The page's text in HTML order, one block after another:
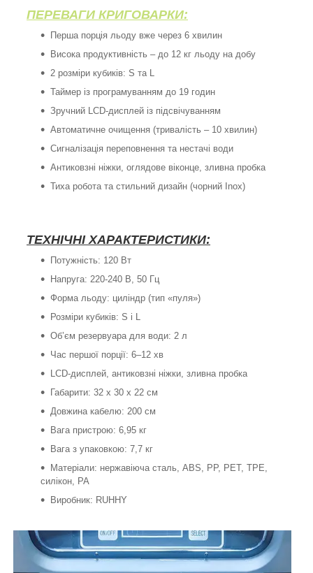
ПЕРЕВАГИ КРИГОВАРКИ:
Перша порція льоду вже через 6 хвилин
Висока продуктивність – до 12 кг льоду на добу
2 розміри кубиків: S та L
Таймер із програмуванням до 19 годин
Зручний LCD-дисплей із підсвічуванням
Автоматичне очищення (тривалість – 10 хвилин)
Сигналізація переповнення та нестачі води
Антиковзні ніжки, оглядове віконце, зливна пробка
Тиха робота та стильний дизайн (чорний Inox)
ТЕХНІЧНІ ХАРАКТЕРИСТИКИ:
Потужність: 120 Вт
Напруга: 220-240 В, 50 Гц
Форма льоду: циліндр (тип «пуля»)
Розміри кубиків: S і L
Об’єм резервуара для води: 2 л
Час першої порції: 6–12 хв
LCD-дисплей, антиковзні ніжки, зливна пробка
Габарити: 32 x 30 x 22 см
Довжина кабелю: 200 см
Вага пристрою: 6,95 кг
Вага з упаковкою: 7,7 кг
Матеріали: нержавіюча сталь, ABS, PP, PET, TPE,
силікон, PA
Виробник: RUHHY